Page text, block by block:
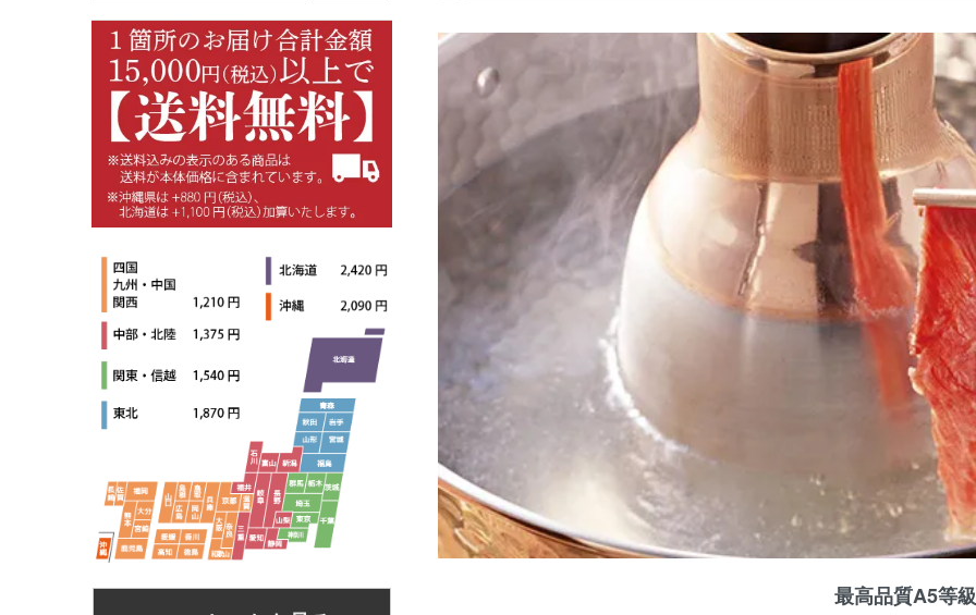
最高品質A5等級